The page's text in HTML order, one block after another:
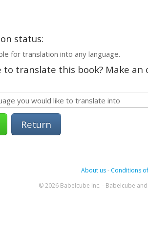
status:
for translation into any language.
to translate this book? Make
Return
About us- Conditions
© 2026 Babelcube Inc. - Babelcube